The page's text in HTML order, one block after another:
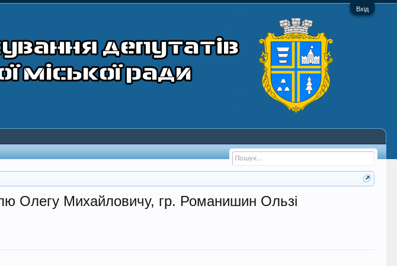
Вхід
Олегу Михайловичу, гр. Романишин Ользі